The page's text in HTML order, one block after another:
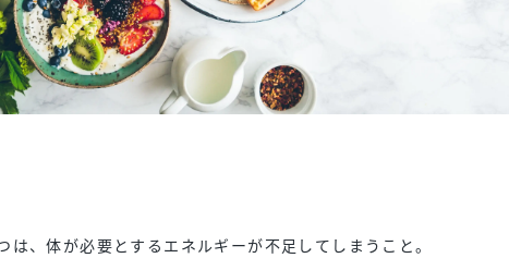
は、体が必要とするエネルギーが不足してしまうこと。